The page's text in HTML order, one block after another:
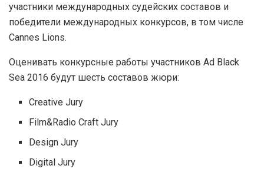
участники международных судейских составов и
победители международных конкурсов, в том числе
Cannes Lions.
Оценивать конкурсные работы участников Ad Black
Sea 2016 будут шесть составов жюри:
Creative Jury
Film&Radio Craft Jury
Design Jury
Digital Jury